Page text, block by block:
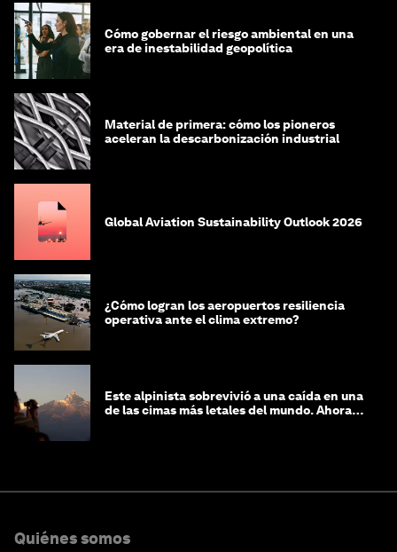
Cómo gobernar el riesgo ambiental en una
era de inestabilidad geopolítica
Material de primera: cómo los pioneros
aceleran la descarbonización industrial
Global Aviation Sustainability Outlook 2026
¿Cómo logran los aeropuertos resiliencia
operativa ante el clima extremo?
Este alpinista sobrevivió a una caída en una
de las cimas más letales del mundo. Ahora
Quiénes somos